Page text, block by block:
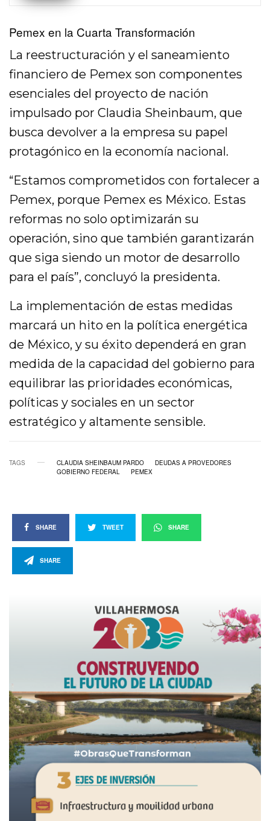
Pemex en la Cuarta Transformación
La reestructuración y el saneamiento
financiero de Pemex son componentes
esenciales del proyecto de nación
impulsado por Claudia Sheinbaum, que
busca devolver a la empresa su papel
protagónico en la economía nacional.
“Estamos comprometidos con fortalecer a
Pemex, porque Pemex es México. Estas
reformas no solo optimizarán su
operación, sino que también garantizarán
que siga siendo un motor de desarrollo
para el país”, concluyó la presidenta.
La implementación de estas medidas
marcará un hito en la política energética
de México, y su éxito dependerá en gran
medida de la capacidad del gobierno para
equilibrar las prioridades económicas,
políticas y sociales en un sector
estratégico y altamente sensible.
TAGS CLAUDIA SHEINBAUM PARDO
DEUDAS A PROVEDORES
GOBIERNO FEDERAL
PEMEX
SHARE TWEET SHARE
SHARE